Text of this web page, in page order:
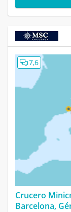
7,6
Crucero
Barcelona,